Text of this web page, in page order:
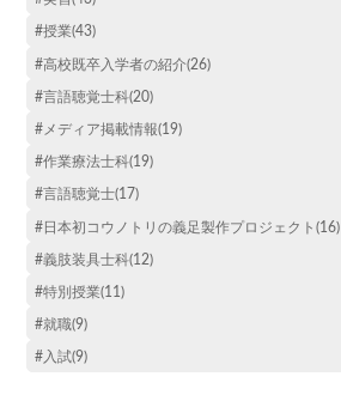
#授業(43)
#高校既卒入学者の紹介(26)
#言語聴覚士科(20)
#メディア掲載情報(19)
#作業療法士科(19)
#言語聴覚士(17)
#日本初コウノトリの義足製作プロジェクト(16)
#義肢装具士科(12)
#特別授業(11)
#就職(9)
#入試(9)